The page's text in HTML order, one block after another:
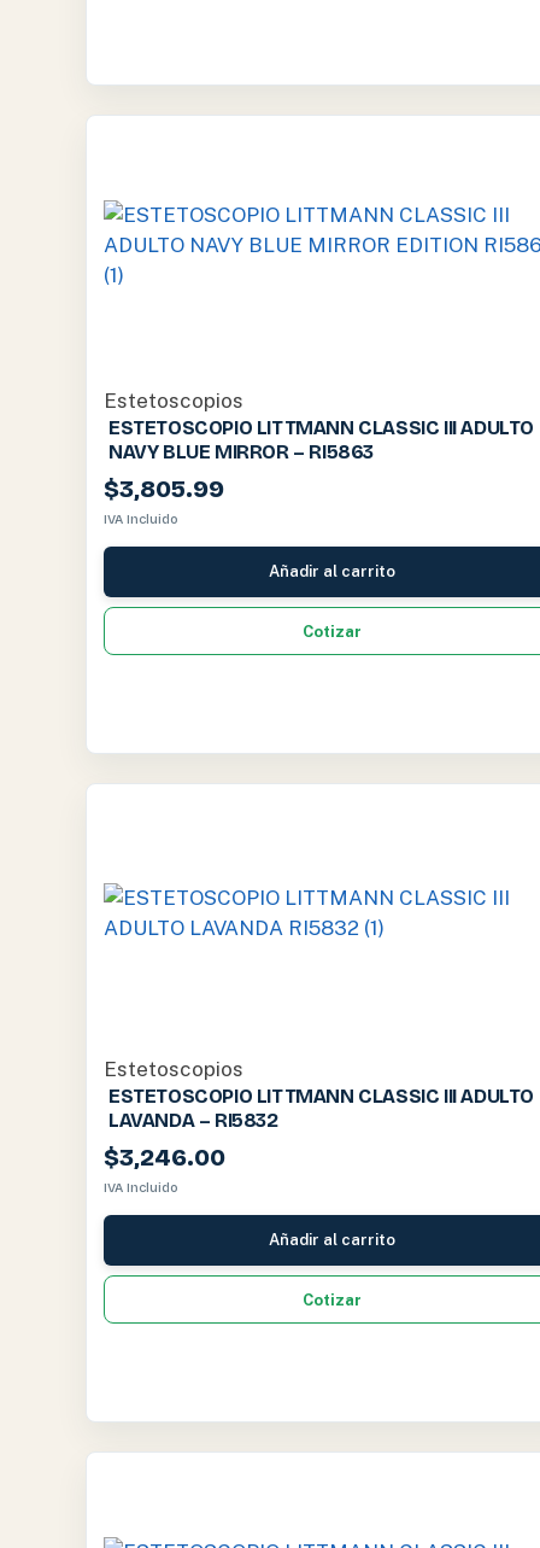
Estetoscopios
ESTETOSCOPIO LITTMANN CLASSIC III ADULTO
NAVY BLUE MIRROR – RI5863
$3,805.99
IVA Incluido
Añadir al carrito
Cotizar
Estetoscopios
ESTETOSCOPIO LITTMANN CLASSIC III ADULTO
LAVANDA – RI5832
$3,246.00
IVA Incluido
Añadir al carrito
Cotizar